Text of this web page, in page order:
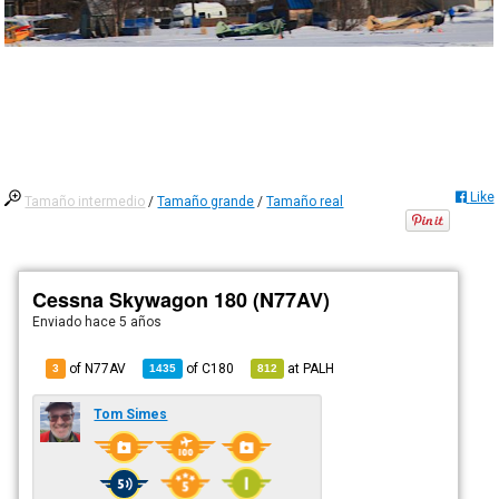
Tamaño intermedio /Tamaño grande /Tamaño real Like
Cessna Skywagon 180 (N77AV)
Enviado hace 5 años
3 of N77AV 1435 ofC180 812 atPALH
Tom Simes